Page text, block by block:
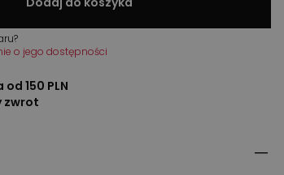
o jego dostępności
150 PLN
zwrot